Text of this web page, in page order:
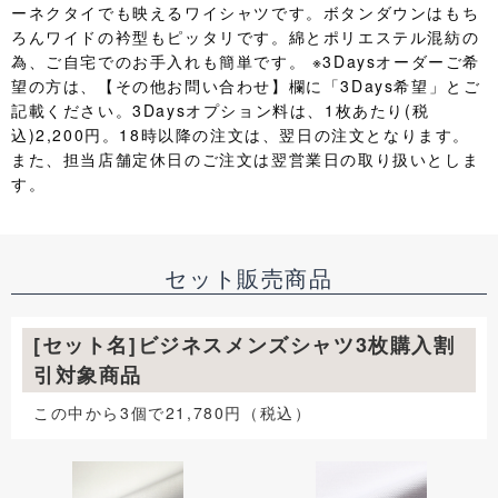
ーネクタイでも映えるワイシャツです。ボタンダウンはもち
ろんワイドの衿型もピッタリです。綿とポリエステル混紡の
為、ご自宅でのお手入れも簡単です。 ※3Daysオーダーご希
望の方は、【その他お問い合わせ】欄に「3Days希望」とご
記載ください。3Daysオプション料は、1枚あたり(税
込)2,200円。18時以降の注文は、翌日の注文となります。
また、担当店舗定休日のご注文は翌営業日の取り扱いとしま
す。
セット販売商品
[セット名]ビジネスメンズシャツ3枚購入割
引対象商品
この中から3個で21,780円（税込）